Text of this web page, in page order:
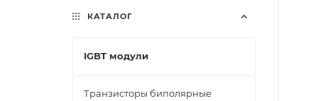
КАТАЛОГ
IGBT модули
Транзисторы биполярные